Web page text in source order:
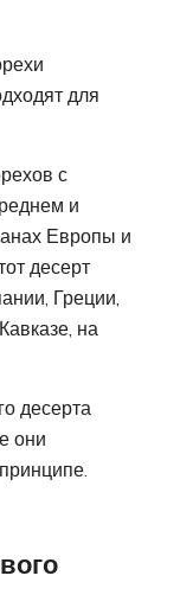
для
с
и
Европы и
десерт
Греции,
на
десерта
они